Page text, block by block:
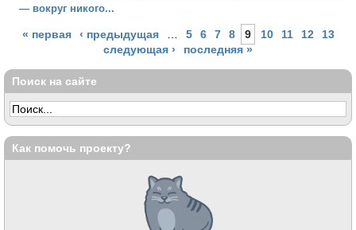
— вокруг никого...
Страницы
« первая ‹ предыдущая 5 6 7 8 9 10 11 12
13
следующая ›
последняя »
Поиск на сайте
Как помочь проекту?